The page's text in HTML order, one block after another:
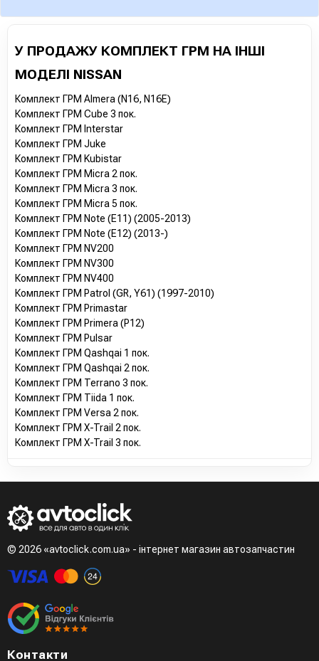
У ПРОДАЖУ КОМПЛЕКТ ГРМ НА ІНШІ
МОДЕЛІ NISSAN
Комплект ГРМ Almera (N16, N16E)
Комплект ГРМ Cube 3 пок.
Комплект ГРМ Interstar
Комплект ГРМ Juke
Комплект ГРМ Kubistar
Комплект ГРМ Micra 2 пок.
Комплект ГРМ Micra 3 пок.
Комплект ГРМ Micra 5 пок.
Комплект ГРМ Note (E11) (2005-2013)
Комплект ГРМ Note (E12) (2013-)
Комплект ГРМ NV200
Комплект ГРМ NV300
Комплект ГРМ NV400
Комплект ГРМ Patrol (GR, Y61) (1997-2010)
Комплект ГРМ Primastar
Комплект ГРМ Primera (P12)
Комплект ГРМ Pulsar
Комплект ГРМ Qashqai 1 пок.
Комплект ГРМ Qashqai 2 пок.
Комплект ГРМ Terrano 3 пок.
Комплект ГРМ Tiida 1 пок.
Комплект ГРМ Versa 2 пок.
Комплект ГРМ X-Trail 2 пок.
Комплект ГРМ X-Trail 3 пок.
© 2026 «avtoclick.com.ua» - інтернет магазин автозапчастин
Контакти